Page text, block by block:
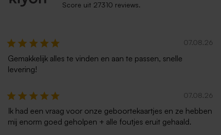
Score uit 27310 reviews.
07.08.26
Gemakkelijk alles te vinden en aan te passen, snelle
levering!
07.08.26
Ik had een vraag voor onze geboortekaartjes en ze hebben
mij enorm goed geholpen + alle foutjes eruit gehaald.